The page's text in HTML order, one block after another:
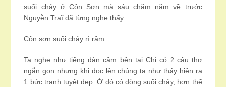
suối chảy ở Côn Sơn mà sáu chăm năm về trước
Nguyễn Traĩ đã từng nghe thấy:
Côn sơn suối chảy rì rầm
Ta nghe như tiếng đàn cầm bên tai Chỉ có 2 câu thơ
ngắn gọn nhưng khi đọc lên chúng ta như thấy hiện ra
1 bức tranh tuyệt đẹp. Ở đó có dòng suối chảy, hơn thế